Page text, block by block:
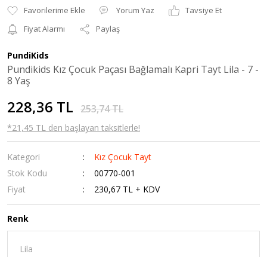
Yorum Yaz
Tavsiye Et
Fiyat Alarmı
Paylaş
PundiKids
Pundikids Kız Çocuk Paçası Bağlamalı Kapri Tayt Lila - 7 -
8 Yaş
228,36 TL 253,74 TL
*21,45 TL den başlayan taksitlerle!
Kategori
Kız Çocuk Tayt
Stok Kodu
00770-001
Fiyat
230,67 TL + KDV
Renk